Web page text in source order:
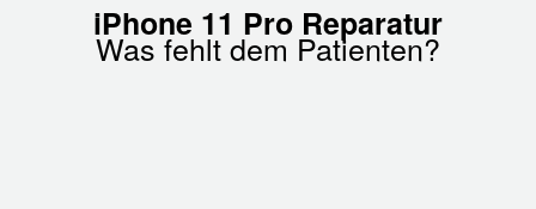
iPhone 11 Pro Reparatur
Was fehlt dem Patienten?